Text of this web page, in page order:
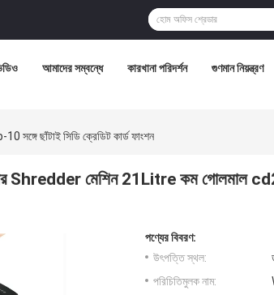
আমাদের সম্বন্ধে কারখানা পরিদর্শন গুণমান নিয়ন্ত্রণ
ছাঁটাই সিডি ক্রেডিট কার্ড ফাংশন
Shredder মেশিন 21Litre কম গোলমাল
পণ্যের বিবরণ:
উৎপত্তি স্থল:
পরিচিতিমুলক নাম: